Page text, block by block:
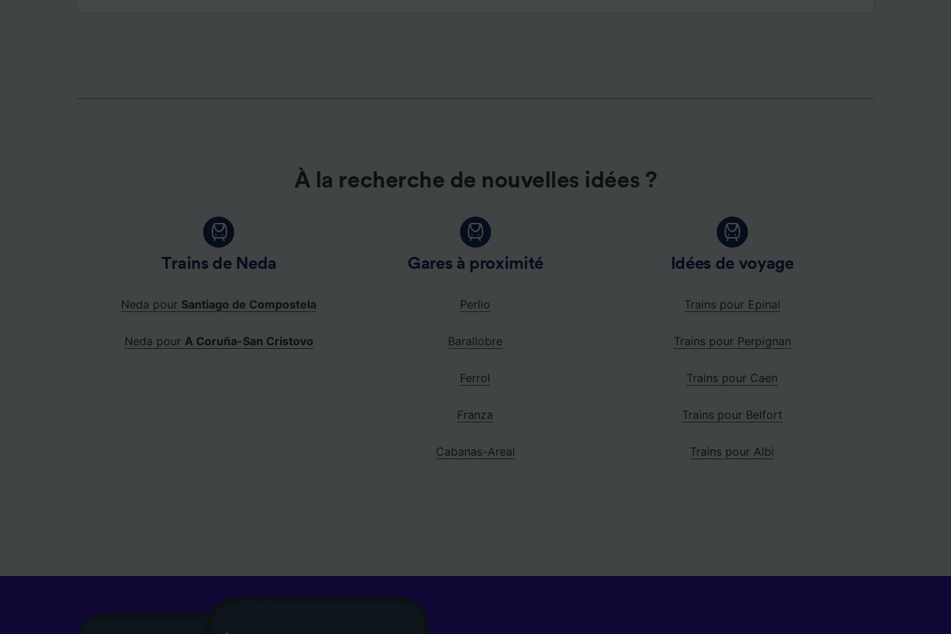
À la recherche de nouvelles idées ?
Trains de Neda
Neda pour Santiago de Compostela
Neda pour A Coruña-San Cristovo
Gares à proximité
Perlio
Barallobre
Ferrol
Franza
Cabanas-Areal
Idées de voyage
Trains pour Epinal
Trains pour Perpignan
Trains pour Caen
Trains pour Belfort
Trains pour Albi